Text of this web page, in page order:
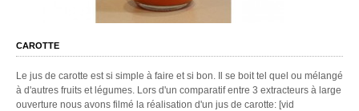
CAROTTE
Le jus de carotte est si simple à faire et si bon. Il se boit tel quel ou mélangé
à d'autres fruits et légumes. Lors d'un comparatif entre 3 extracteurs à large
ouverture nous avons filmé la réalisation d'un jus de carotte: [vid